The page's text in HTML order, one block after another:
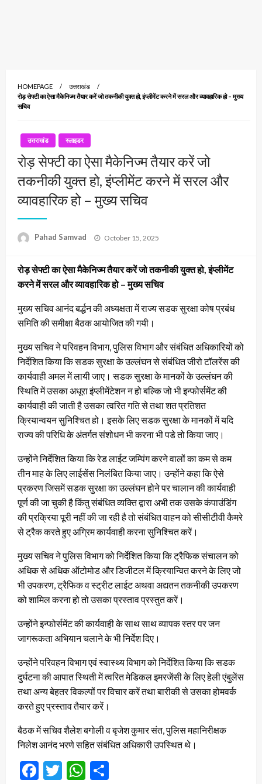
HOMEPAGE
उत्तराखंड
रोड़ सेफ्टी का ऐसा मैकेनिज्म तैयार करें जो तकनीकी युक्त हो, इंप्लीमेंट करने में सरल और व्यावहारिक हो – मुख्य
सचिव
उत्तराखंड स्लाइडर
रोड़ सेफ्टी का ऐसा मैकेनिज्म तैयार करें जो
तकनीकी युक्त हो, इंप्लीमेंट करने में सरल और
व्यावहारिक हो – मुख्य सचिव
Pahad Samvad
Posted
October 15, 2025
रोड़ सेफ्टी का ऐसा मैकेनिज्म तैयार करें जो तकनीकी युक्त हो, इंप्लीमेंट
करने में सरल और व्यावहारिक हो – मुख्य सचिव
मुख्य सचिव आनंद बर्द्धन की अध्यक्षता में राज्य सडक सुरक्षा कोष प्रबंध
समिति की समीक्षा बैठक आयोजित की गयी।
मुख्य सचिव ने परिवहन विभाग, पुलिस विभाग और संबंधित अधिकारियों को
निर्देशित किया कि सडक सुरक्षा के उल्लंघन से संबंधित जीरो टॉलरेंस की
कार्यवाही अमल में लायी जाए। सडक सुरक्षा के मानकों के उल्लंघन की
स्थिति में उसका अधूरा इंप्लीमेंटेशन न हो बल्कि जो भी इन्फोर्समेंट की
कार्यवाही की जाती है उसका त्वरित गति से तथा शत प्रतिशत
क्रियान्वयन सुनिश्चित हो। इसके लिए सडक सुरक्षा के मानकों में यदि
राज्य की परिधि के अंतर्गत संशोधन भी करना भी पडे तो किया जाए।
उन्होंने निर्देशित किया कि रेड लाईट जम्पिंग करने वालों का कम से कम
तीन माह के लिए लाईसेंस निलंबित किया जाए। उन्होंने कहा कि ऐसे
प्रकरण जिसमें सडक सुरक्षा का उल्लंघन होने पर चालान की कार्यवाही
पूर्ण की जा चुकी है किंतु संबंधित व्यक्ति द्वारा अभी तक उसके कंपाउंडिंग
की प्रक्रिया पूरी नहीं की जा रही है तो संबंधित वाहन को सीसीटीवी कैमरे
से ट्रैक करते हुए अग्रिम कार्यवाही करना सुनिश्चित करें।
मुख्य सचिव ने पुलिस विभाग को निर्देशित किया कि ट्रैफिक संचालन को
अधिक से अधिक ऑटोमोड और डिजीटल में क्रियान्वित करने के लिए जो
भी उपकरण, ट्रैफिक व स्ट्रीट लाईट अथवा अद्यतन तकनीकी उपकरण
को शामिल करना हो तो उसका प्रस्ताव प्रस्तुत करें।
उन्होंने इन्फोर्समेंट की कार्यवाही के साथ साथ व्यापक स्तर पर जन
जागरूकता अभियान चलाने के भी निर्देश दिए।
उन्होंने परिवहन विभाग एवं स्वास्थ्य विभाग को निर्देशित किया कि सडक
दुर्घटना की आपात स्थिती में त्वरित मेडिकल इमरजेंसी के लिए हेली एंबुलेंस
तथा अन्य बेहतर विकल्पों पर विचार करें तथा बारीकी से उसका होमवर्क
करते हुए प्रस्ताव तैयार करें।
बैठक में सचिव शैलेश बगोली व बृजेश कुमार संत, पुलिस महानिरीक्षक
निलेश आनंद भरणे सहित संबंधित अधिकारी उपस्थित थे।
Facebook
TwitterWhatsApp